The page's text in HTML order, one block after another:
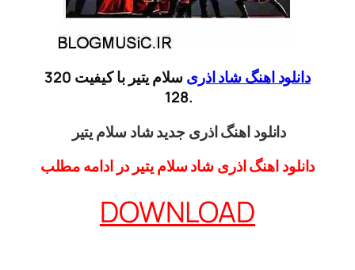
دانلود اهنگ شاد اذری
سلام یتیر با کیفیت 320
.128
دانلود اهنگ اذری جدید شاد سلام یتیر
دانلود اهنگ اذری شاد سلام یتیر در ادامه مطلب
DOWNLOAD